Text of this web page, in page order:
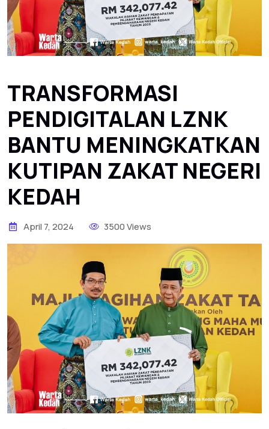
TRANSFORMASI
PENDIGITALAN LZNK
BANTU MENINGKATKAN
KUTIPAN ZAKAT NEGERI
KEDAH
April 7, 2024 3500 Views